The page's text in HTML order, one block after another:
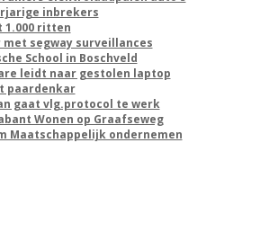
inbrekers
1.000 ritten
segway surveillances
School in Boschveld
leidt naar gestolen laptop
paardenkar
gaat vlg.protocol te werk
Wonen op Graafseweg
Maatschappelijk ondernemen